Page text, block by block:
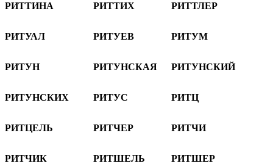
РИТТИНА РИТТИХ РИТТЛЕР
РИТУАЛ РИТУЕВ РИТУМ
РИТУН РИТУНСКАЯ РИТУНСКИЙ
РИТУНСКИХ РИТУС РИТЦ
РИТЦЕЛЬ РИТЧЕР РИТЧИ
РИТЧИК РИТШЕЛЬ РИТШЕР